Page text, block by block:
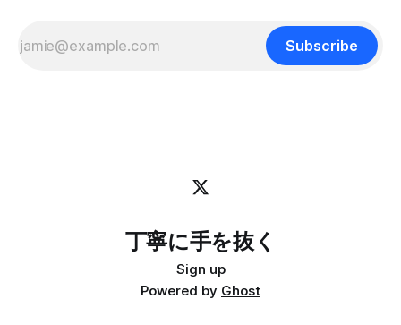
菜でよいという提案」 を読んで、日々のリズムを健やかに
保つためのヒントがたくさん詰まっていると感じまし
Subscribe
丁寧に手を抜く
Sign up
Powered by Ghost